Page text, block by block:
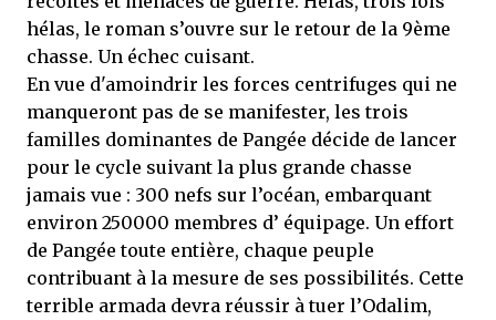
hélas, le roman s’ouvre sur le retour de la 9ème
chasse. Un échec cuisant.
En vue d'amoindrir les forces centrifuges qui ne
manqueront pas de se manifester, les trois
familles dominantes de Pangée décide de lancer
pour le cycle suivant la plus grande chasse
jamais vue : 300 nefs sur l’océan, embarquant
environ 250000 membres d’ équipage. Un effort
de Pangée toute entière, chaque peuple
contribuant à la mesure de ses possibilités. Cette
terrible armada devra réussir à tuer l’Odalim,